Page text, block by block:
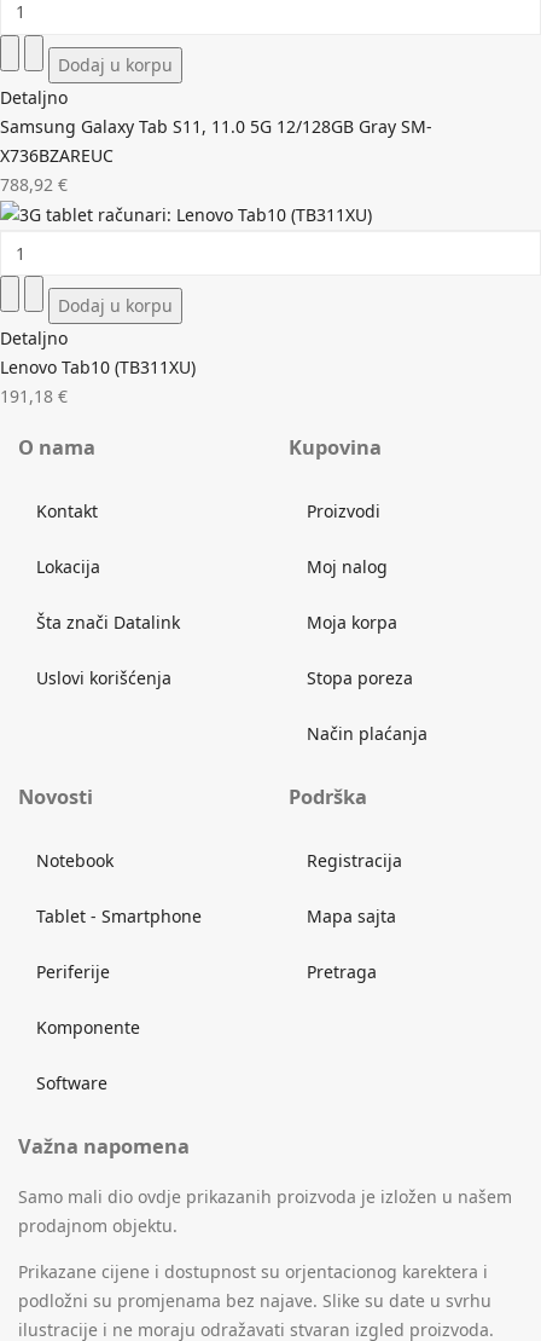
Detaljno
Samsung Galaxy Tab S11, 11.0 5G 12/128GB Gray SM-
X736BZAREUC
788,92 €
Detaljno
Lenovo Tab10 (TB311XU)
191,18 €
O nama
Kontakt
Lokacija
Šta znači Datalink
Uslovi korišćenja
Kupovina
Proizvodi
Moj nalog
Moja korpa
Stopa poreza
Način plaćanja
Novosti
Notebook
Tablet - Smartphone
Periferije
Komponente
Software
Podrška
Registracija
Mapa sajta
Pretraga
Važna napomena
Samo mali dio ovdje prikazanih proizvoda je izložen u našem
prodajnom objektu.
Prikazane cijene i dostupnost su orjentacionog karektera i
podložni su promjenama bez najave. Slike su date u svrhu
ilustracije i ne moraju odražavati stvaran izgled proizvoda.